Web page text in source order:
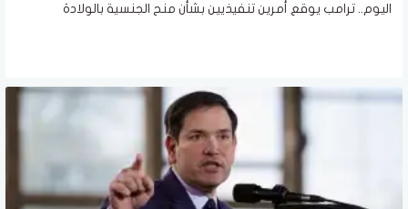
اليوم.. ترامب يوقع أمرين تنفيذيين بشأن منح الجنسية بالولادة